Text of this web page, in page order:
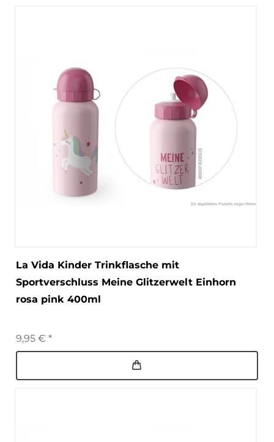
La Vida Kinder Trinkflasche mit
Sportverschluss Meine Glitzerwelt Einhorn
rosa pink 400ml
9,95 € *